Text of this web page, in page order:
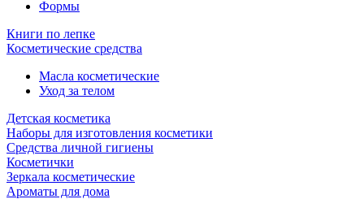
Формы
Книги по лепке
Косметические средства
Масла косметические
Уход за телом
Детская косметика
Наборы для изготовления косметики
Средства личной гигиены
Косметички
Зеркала косметические
Ароматы для дома